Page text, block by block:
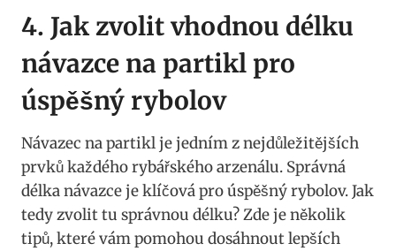
4. Jak zvolit ⁣vhodnou délku
návazce na partikl ‍pro
⁣úspěšný rybolov
Návazec ​na partikl je jedním z ⁣nejdůležitějších
prvků každého ⁤rybářského arzenálu. ⁢Správná
délka návazce je klíčová pro úspěšný rybolov. Jak
tedy zvolit tu správnou délku? Zde je ⁢několik
tipů, které vám ‌pomohou dosáhnout ‌lepších